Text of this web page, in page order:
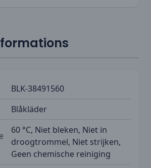
BLK-38491560
Blåkläder
60 °C, Niet bleken, Niet in
droogtrommel, Niet strijken,
Geen chemische reiniging